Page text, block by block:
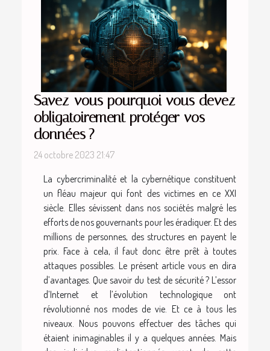
Savez-vous pourquoi vous devez
obligatoirement protéger vos
données ?
24 octobre 2023 21:47
La cybercriminalité et la cybernétique constituent
un fléau majeur qui font des victimes en ce XXI
siècle. Elles sévissent dans nos sociétés malgré les
efforts de nos gouvernants pour les éradiquer. Et des
millions de personnes, des structures en payent le
prix. Face à cela, il faut donc être prêt à toutes
attaques possibles. Le présent article vous en dira
d’avantages. Que savoir du test de sécurité ? L’essor
d’Internet et l’évolution technologique ont
révolutionné nos modes de vie. Et ce à tous les
niveaux. Nous pouvons effectuer des tâches qui
étaient inimaginables il y a quelques années. Mais